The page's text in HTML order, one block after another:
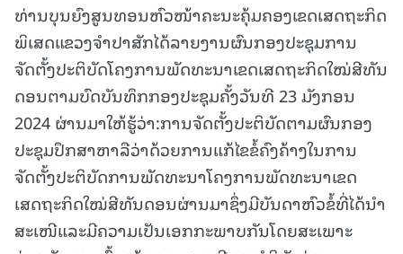
ທ່ານບຸນຍົງສູນທອນຫົວໜ້າຄະນະຄຸ້ມຄອງເຂດເສດຖະກິດ
ພິເສດແຂວງຈໍາປາສັກໄດ້ລາຍງານຜົນກອງປະຊຸມການ
ຈັດຕັ້ງປະຕິບັດໂຄງການພັດທະນາເຂດເສດຖະກິດໃໝ່ສີທັນ
ດອນຕາມບົດບັນທຶກກອງປະຊຸມຄັ້ງວັນທີ 23 ມັງກອນ
2024 ຜ່ານມາໃຫ້ຮູ້ວ່າ:ການຈັດຕັ້ງປະຕິບັດຕາມຜົນກອງ
ປະຊຸມປຶກສາຫາລືວ່າດ້ວຍການແກ້ໄຂຂໍ້ຄົງຄ້າງໃນການ
ຈັດຕັ້ງປະຕິບັດການພັດທະນາໂຄງການພັດທະນາເຂດ
ເສດຖະກິດໃໝ່ສີທັນດອນຜ່ານມາຊຶ່ງມີບັນດາຫົວຂໍ້ທີ່ໄດ້ນຳ
ສະເໜີແລະມີຄວາມເປັນເອກກະພາບກັນໂດຍສະເພາະ